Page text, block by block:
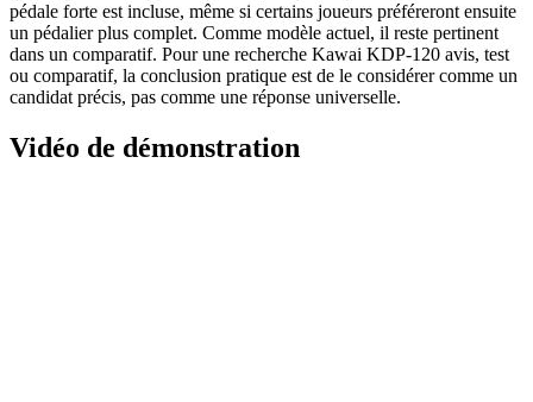
pédale forte est incluse, même si certains joueurs préféreront ensuite
un pédalier plus complet. Comme modèle actuel, il reste pertinent
dans un comparatif. Pour une recherche Kawai KDP-120 avis, test
ou comparatif, la conclusion pratique est de le considérer comme un
candidat précis, pas comme une réponse universelle.
Vidéo de démonstration